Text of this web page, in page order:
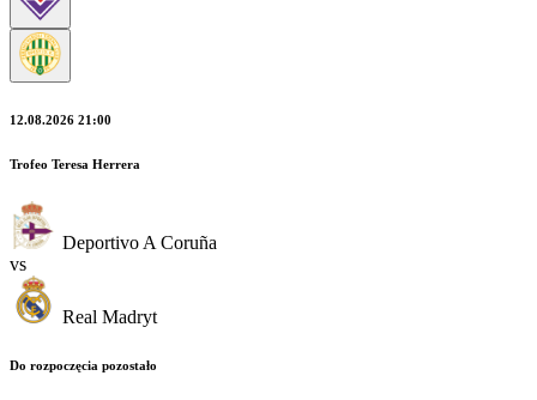
12.08.2026 21:00
Trofeo Teresa Herrera
Deportivo A Coruña
vs
Real Madryt
Do rozpoczęcia pozostało